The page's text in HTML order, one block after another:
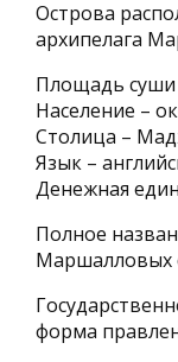
Острова
архипелага
Площадь суши
Население –
Столица –
Язык –
Денежная
Полное
Маршалловых
форма